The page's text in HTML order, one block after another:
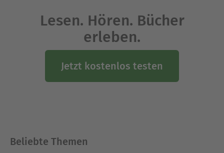
Lesen. Hören. Bücher
erleben.
Jetzt kostenlos testen
Beliebte Themen